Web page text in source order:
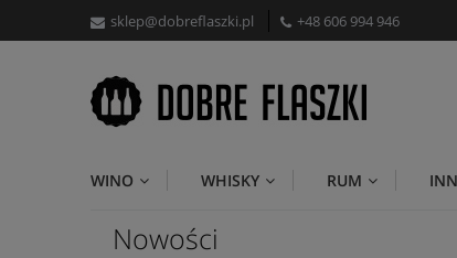
sklep@dobreflaszki.pl +48 606 994 946
WINO WHISKY RUM
Nowości